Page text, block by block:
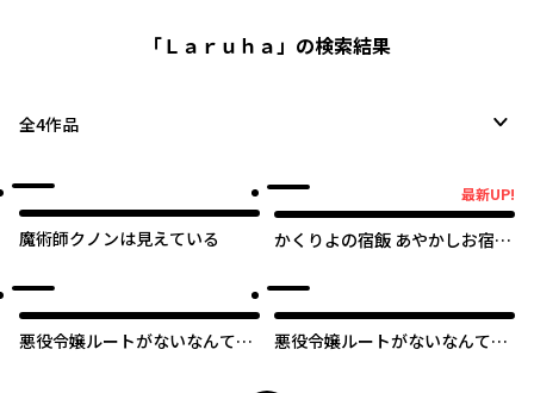
「Ｌａｒｕｈａ」の検索結果
全4作品
魔術師クノンは見えている
最新UP!
かくりよの宿飯 あやかしお宿に
悪役令嬢ルートがないなんて、
悪役令嬢ルートがないなんて、